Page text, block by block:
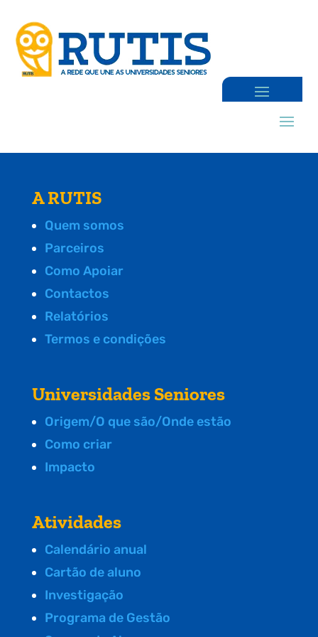
A RUTIS
Quem somos
Parceiros
Como Apoiar
Contactos
Relatórios
Termos e condições
Universidades Seniores
Origem/O que são/Onde estão
Como criar
Impacto
Atividades
Calendário anual
Cartão de aluno
Investigação
Programa de Gestão